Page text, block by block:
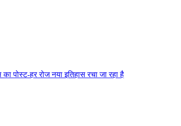
पोस्ट-हर रोज नया इतिहास रचा जा रहा है